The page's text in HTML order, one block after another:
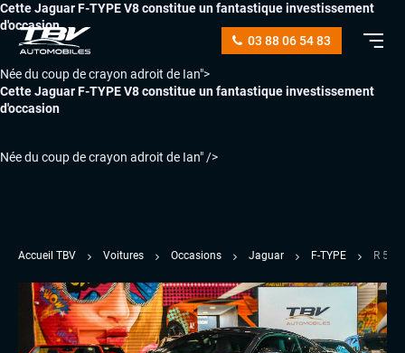
Cette Jaguar F-TYPE V8 constitue un fantastique investissement
d'occasion
Née du coup de crayon adroit de Ian">
Cette Jaguar F-TYPE V8 constitue un fantastique investissement
d'occasion
Née du coup de crayon adroit de Ian" />
03 88 06 54 83
Accueil TBV Voitures Occasions Jaguar F-TYPE R 5.0